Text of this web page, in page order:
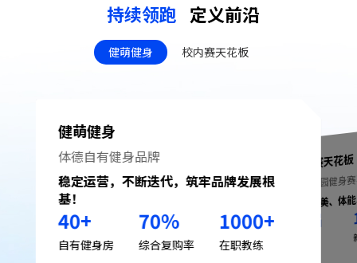
持续领跑 定义前沿
健萌健身 校内赛天花板
健萌健身
体德⾃有健身品牌
稳定运营，不断迭代，筑牢品牌发展根
基！
40+
自有健身房
70%
综合复购率
1000+
在职教练
校内赛天花板
打造校园健
覆盖健美、
届